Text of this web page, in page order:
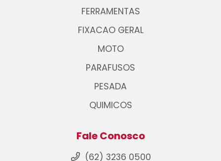
FERRAMENTAS
FIXACAO GERAL
MOTO
PARAFUSOS
PESADA
QUIMICOS
Fale Conosco
(62) 3236 0500